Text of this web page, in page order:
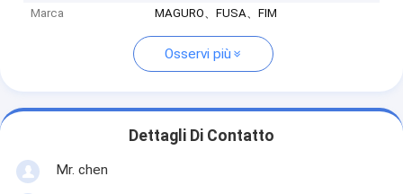
Marca
MAGURO、FUSA、FIM
Osservi più
Dettagli Di Contatto
Mr. chen